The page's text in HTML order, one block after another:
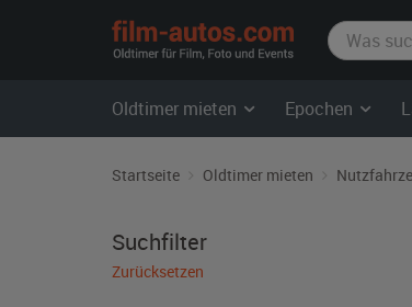
film-
autos.com
Oldtimer mieten Epochen
Startseite Oldtimer mieten
Suchfilter
Zurücksetzen